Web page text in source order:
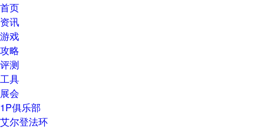
首页
资讯
游戏
攻略
评测
工具
展会
1P俱乐部
艾尔登法环